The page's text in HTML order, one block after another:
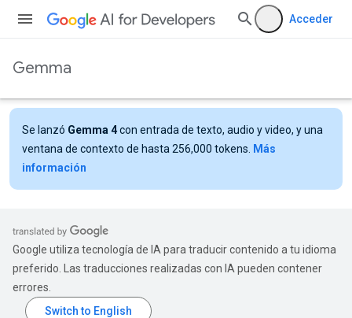
Acceder
Gemma
Se lanzó Gemma 4con entrada de texto, audio y video, y una
ventana de contexto de hasta 256,000 tokens.
Más
información
Google utiliza tecnología de IA para traducir contenido a tu idioma
preferido. Las traducciones realizadas con IA pueden contener
errores.